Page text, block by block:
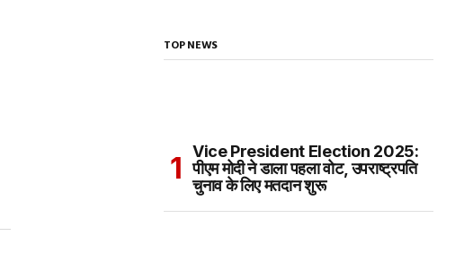
TOP NEWS
Vice President Election 2025:
पीएम मोदी ने डाला पहला वोट, उपराष्ट्रपति
चुनाव के लिए मतदान शुरू